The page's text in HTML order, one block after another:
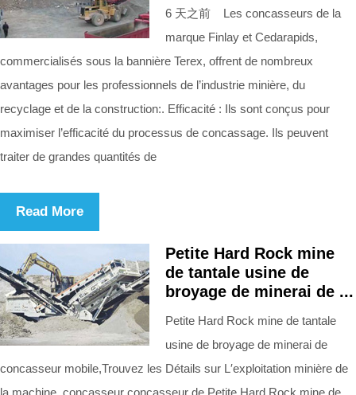
6 天之前 Les concasseurs de la
marque Finlay et Cedarapids,
commercialisés sous la bannière Terex, offrent de nombreux
avantages pour les professionnels de l’industrie minière, du
recyclage et de la construction:. Efficacité : Ils sont conçus pour
maximiser l’efficacité du processus de concassage. Ils peuvent
traiter de grandes quantités de
Read More
Petite Hard Rock mine
de tantale usine de
broyage de minerai de ...
Petite Hard Rock mine de tantale
usine de broyage de minerai de
concasseur mobile,Trouvez les Détails sur L′exploitation minière de
la machine, concasseur concasseur de Petite Hard Rock mine de